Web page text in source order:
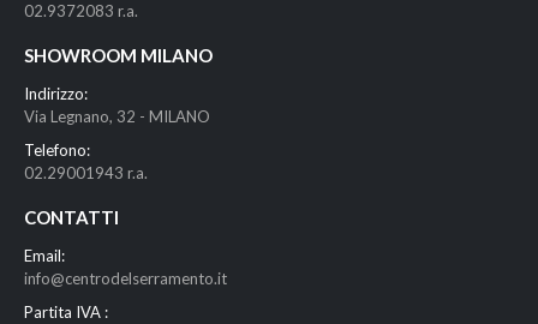
02.9372083 r.a.
SHOWROOM MILANO
Indirizzo:
Via Legnano, 32 - MILANO
Telefono:
02.29001943 r.a.
CONTATTI
Email:
info@centrodelserramento.it
Partita IVA :